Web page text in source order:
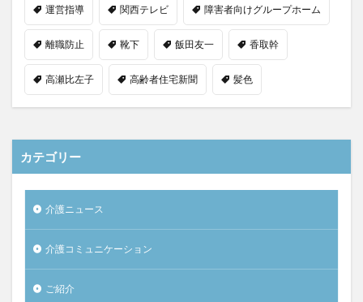
運営指導 関西テレビ 障害者向けグループホーム
離職防止 靴下 飯田友一 香取幹
高瀬比左子 高齢者住宅新聞 髪色
カテゴリー
介護ニュース
介護コミュニケーション
ご紹介